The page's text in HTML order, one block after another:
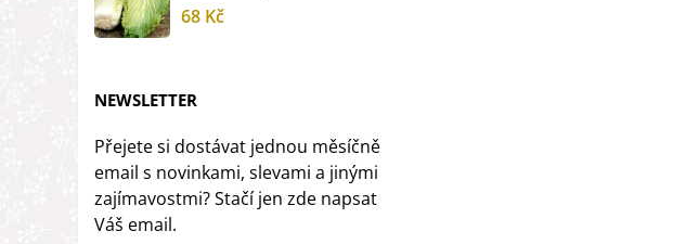
68 Kč
NEWSLETTER
Přejete si dostávat jednou měsíčně
email s novinkami, slevami a jinými
zajímavostmi? Stačí jen zde napsat
Váš email.